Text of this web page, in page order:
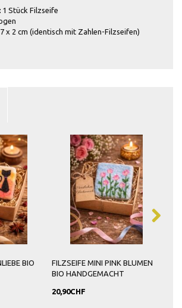
1 Stück Filzseife
x 2 cm (identisch mit Zahlen-Filzseifen)
BIO
FILZSEIFE MINI PINK BLUMEN
BIO HANDGEMACHT
20,90CHF